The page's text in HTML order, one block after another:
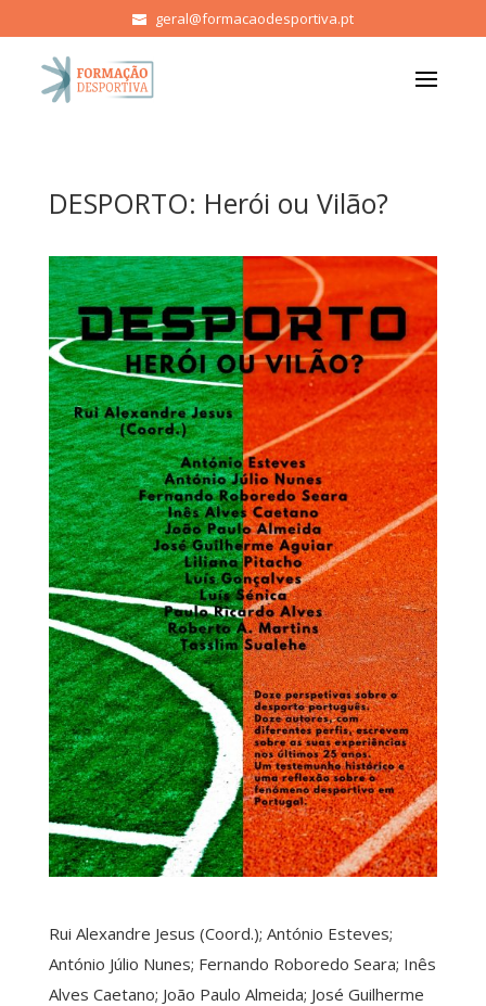
geral@formacaodesportiva.pt
DESPORTO: Herói ou Vilão?
Rui Alexandre Jesus (Coord.); António Esteves;
António Júlio Nunes; Fernando Roboredo Seara; Inês
Alves Caetano; João Paulo Almeida; José Guilherme